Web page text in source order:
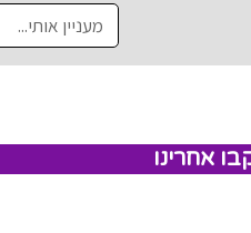
אחרינו